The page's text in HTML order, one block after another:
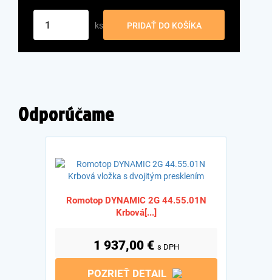
ks PRIDAŤ DO KOŠÍKA
Odporúčame
Romotop DYNAMIC 2G 44.55.01N
Krbová[...]
1 937,00 € s DPH
POZRIEŤ DETAIL